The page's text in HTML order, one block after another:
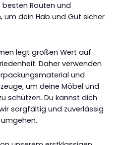
besten Routen und
um dein Hab und Gut sicher
legt großen Wert auf
Daher verwenden
und
um deine Möbel und
schützen. Du kannst dich
sorgfältig und zuverlässig